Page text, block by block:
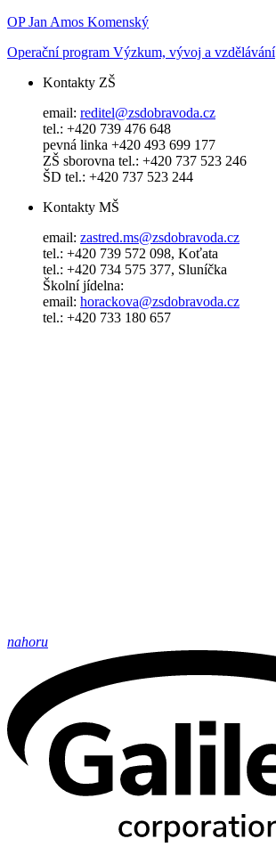
OP Jan Amos Komenský
Operační program Výzkum, vývoj a vzdělávání
Kontakty ZŠ
email: reditel@zsdobravoda.cz
tel.: +420 739 476 648
pevná linka +420 493 699 177
ZŠ sborovna tel.: +420 737 523 246
ŠD tel.: +420 737 523 244
Kontakty MŠ
email: zastred.ms@zsdobravoda.cz
tel.: +420 739 572 098, Koťata
tel.: +420 734 575 377, Sluníčka
Školní jídelna:
email: horackova@zsdobravoda.cz
tel.: +420 733 180 657
nahoru